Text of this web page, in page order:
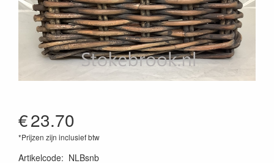
€23.70
*Prijzen zijn inclusief btw
Artikelcode: NLBsnb